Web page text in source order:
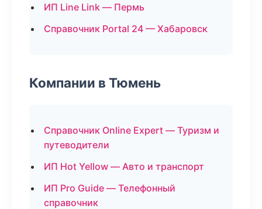
ИП Line Link — Пермь
Справочник Portal 24 — Хабаровск
Компании в Тюмень
Справочник Online Expert — Туризм и
путеводители
ИП Hot Yellow — Авто и транспорт
ИП Pro Guide — Телефонный
справочник